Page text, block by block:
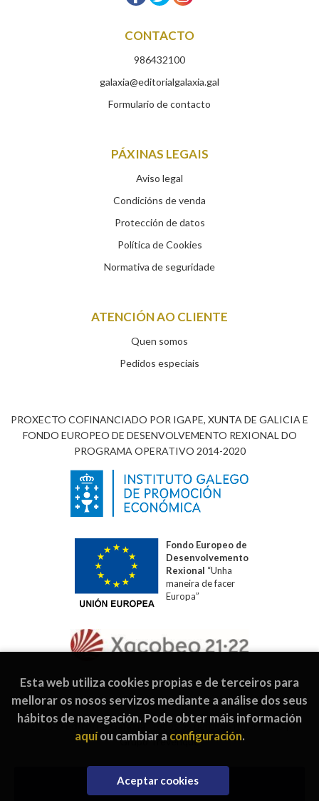
Engadir á cesta
CONTACTO
986432100
galaxia@editorialgalaxia.gal
Formulario de contacto
PÁXINAS LEGAIS
Aviso legal
Condicións de venda
Protección de datos
Política de Cookies
Normativa de seguridade
ATENCIÓN AO CLIENTE
Quen somos
Pedidos especiais
PROXECTO COFINANCIADO POR IGAPE, XUNTA DE GALICIA E
FONDO EUROPEO DE DESENVOLVEMENTO REXIONAL DO
PROGRAMA OPERATIVO 2014-2020
Fondo Europeo de
Desenvolvemento
Rexional “Unha
maneira de facer
Europa”
2026 ©Editorial Galaxia . Todos os dereitos reservados |
Grupo Trevenque
Esta web utiliza cookies propias e de terceiros para
mellorar os nosos servizos mediante a análise dos seus
hábitos de navegación. Pode obter máis información
aquíou cambiar a configuración.
Aceptar cookies